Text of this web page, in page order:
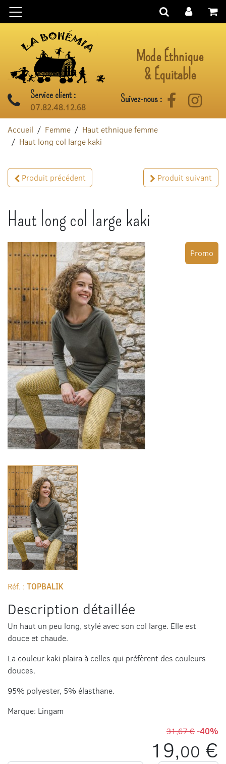
Aller au contenu
Mode Éthnique
& Équitable
Service client :
07.82.48.12.68
Suivez-nous : Facebook
Accueil Femme
Haut ethnique femme
Haut long col large kaki
Produit précédent Produit suivant
Haut long col large kaki
Réf. : TOPBALIK
Description détaillée
Un haut un peu long, stylé avec son col large. Elle est
douce et chaude.
La couleur kaki plaira à celles qui préfèrent des couleurs
douces.
95% polyester, 5% élasthane.
Marque: Lingam
31,67 €-40%
19,00 €
Promo